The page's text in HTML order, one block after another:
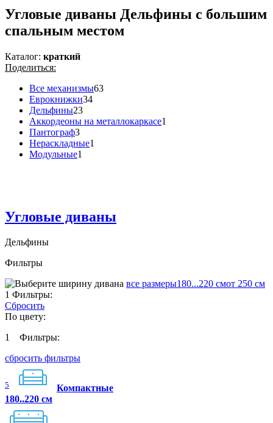
Угловые диваны Дельфины с большим
спальным местом
Каталог: краткий
Поделиться:
Все механизмы63
Еврокнижки34
Дельфины23
Аккордеоны на металлокаркасе1
Пантограф3
Нераскладные1
Модульные1
Угловые диваны
Дельфины
Фильтры
все размеры180...220 смот 250 см
1 Фильтры:
Сбросить
По цвету:
1 Фильтры:
сбросить фильтры
5
Компактные
180..220 см